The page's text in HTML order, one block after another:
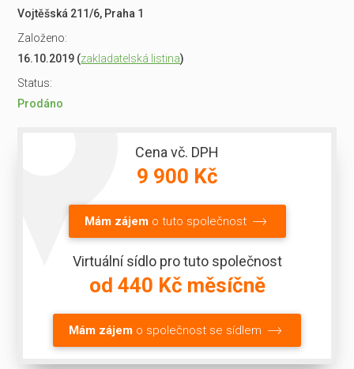
Vojtěšská 211/6, Praha 1
Založeno:
16.10.2019 (zakladatelská listina)
Status:
Prodáno
Cena vč. DPH
9 900 Kč
Mám zájemo tuto společnost
Virtuální sídlo pro tuto společnost
od 440 Kč měsíčně
Mám zájem o společnost se sídlem